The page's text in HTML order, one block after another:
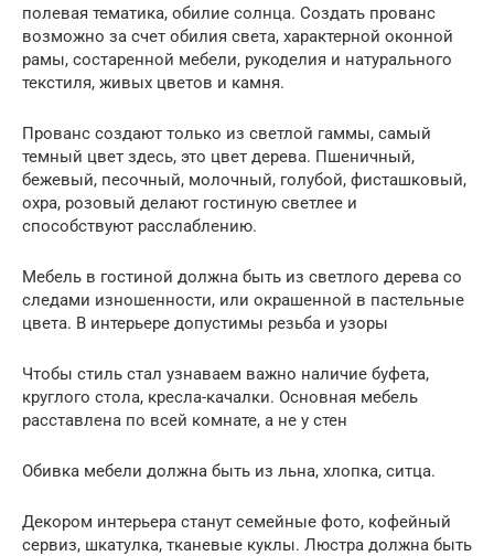
полевая тематика, обилие солнца. Создать прованс
возможно за счет обилия света, характерной оконной
рамы, состаренной мебели, рукоделия и натурального
текстиля, живых цветов и камня.
Прованс создают только из светлой гаммы, самый
темный цвет здесь, это цвет дерева. Пшеничный,
бежевый, песочный, молочный, голубой, фисташковый,
охра, розовый делают гостиную светлее и
способствуют расслаблению.
Мебель в гостиной должна быть из светлого дерева со
следами изношенности, или окрашенной в пастельные
цвета. В интерьере допустимы резьба и узоры
Чтобы стиль стал узнаваем важно наличие буфета,
круглого стола, кресла-качалки. Основная мебель
расставлена по всей комнате, а не у стен
Обивка мебели должна быть из льна, хлопка, ситца.
Декором интерьера станут семейные фото, кофейный
сервиз, шкатулка, тканевые куклы. Люстра должна быть